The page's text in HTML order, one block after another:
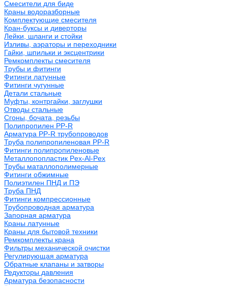
Смесители для биде
Краны водоразборные
Комплектующие смесителя
Кран-буксы и диверторы
Лейки, шланги и стойки
Изливы, аэраторы и переходники
Гайки, шпильки и эксцентрики
Ремкомплекты смесителя
Трубы и фитинги
Фитинги латунные
Фитинги чугунные
Детали стальные
Муфты, контргайки, заглушки
Отводы стальные
Сгоны, бочата, резьбы
Полипропилен PP-R
Арматура PP-R трубопроводов
Труба полипропиленовая PP-R
Фитинги полипропиленовые
Металлопопластик Pex-Al-Pex
Трубы маталлополимерные
Фитинги обжимные
Полиэтилен ПНД и ПЭ
Труба ПНД
Фитинги компрессионные
Трубопроводная арматура
Запорная арматура
Краны латунные
Краны для бытовой техники
Ремкомплекты крана
Фильтры механической очистки
Регулирующая арматура
Обратные клапаны и затворы
Редукторы давления
Арматура безопасности